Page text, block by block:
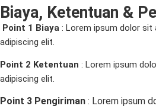
Biaya, Ketentuan &
Point 1 Biaya : Lorem ipsum dolor
adipiscing elit.
Point 2 Ketentuan : Lorem ipsum
adipiscing elit.
Point 3 Pengiriman : Lorem ipsum